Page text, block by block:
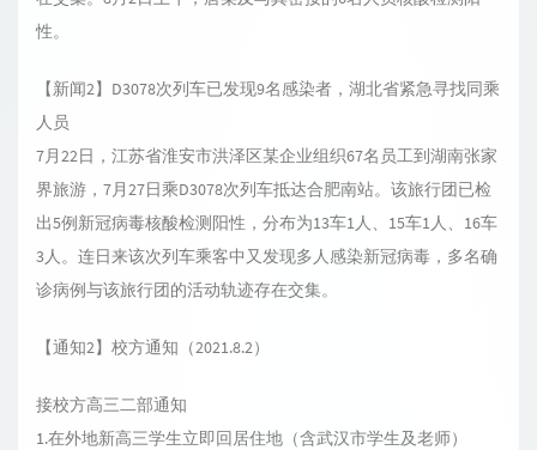
性。
【新闻2】D3078次列车已发现9名感染者，湖北省紧急寻找同乘
人员
7月22日，江苏省淮安市洪泽区某企业组织67名员工到湖南张家
界旅游，7月27日乘D3078次列车抵达合肥南站。该旅行团已检
出5例新冠病毒核酸检测阳性，分布为13车1人、15车1人、16车
3人。连日来该次列车乘客中又发现多人感染新冠病毒，多名确
诊病例与该旅行团的活动轨迹存在交集。
【通知2】校方通知（2021.8.2）
接校方高三二部通知
1.在外地新高三学生立即回居住地（含武汉市学生及老师）